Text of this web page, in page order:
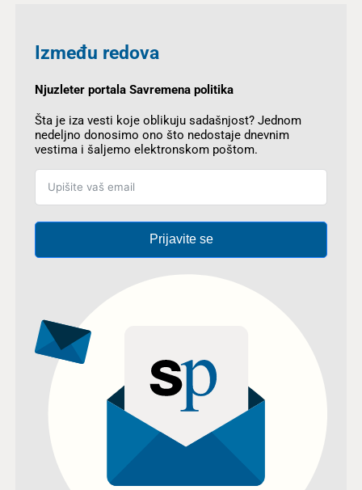
Između redova
Njuzleter portala Savremena politika
Šta je iza vesti koje oblikuju sadašnjost? Jednom
nedeljno donosimo ono što nedostaje dnevnim
vestima i šaljemo elektronskom poštom.
Prijavite se